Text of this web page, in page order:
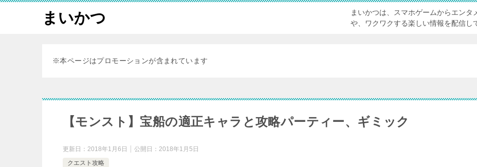
まいかつ
まいかつは、スマホゲームからエン
や、ワクワクする楽しい情報を配信し
※本ページはプロモーションが含まれています
【モンスト】宝船の適正キャラと攻略パーティー、ギミック
更新日： 2018年1月6日 公開日： 2018年1月5日
クエスト攻略